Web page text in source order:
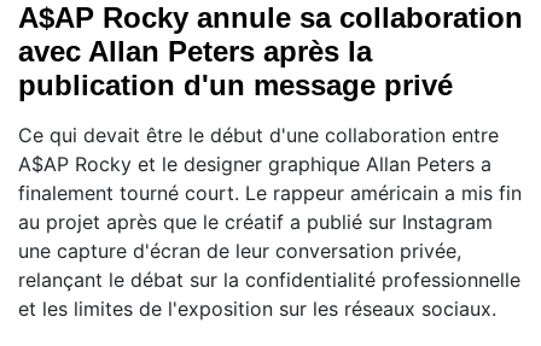
A$AP Rocky annule sa collaboration
avec Allan Peters après la
publication d'un message privé
Ce qui devait être le début d'une collaboration entre
A$AP Rocky et le designer graphique Allan Peters a
finalement tourné court. Le rappeur américain a mis fin
au projet après que le créatif a publié sur Instagram
une capture d'écran de leur conversation privée,
relançant le débat sur la confidentialité professionnelle
et les limites de l'exposition sur les réseaux sociaux.